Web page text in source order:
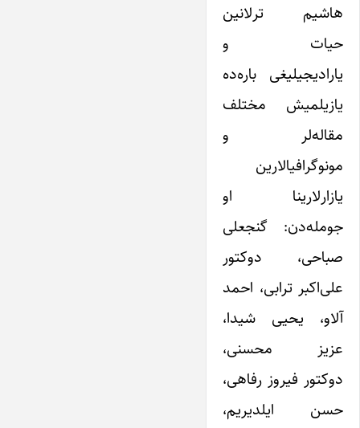
هاشیم ترلانین
حیات و
یارادیجیلیغی باره‌ده
یازیلمیش مختلف
مقاله‌لر‌ و
مونوگرافیالارین
یازارلارینا او
جومله‌دن: گنجعلی
صباحی، دوکتور
علی‌اکبر ترابی، احمد
آلاو، یحیی شیدا،
عزیز محسنی،
دوکتور فیروز رفاهی،
حسن ایلدیریم،